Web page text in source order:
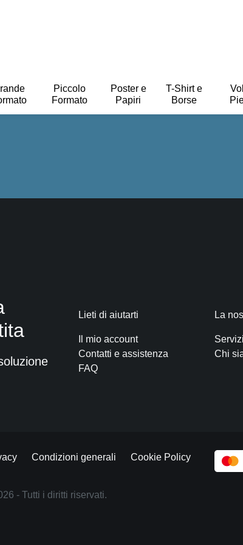
Piccolo
Formato
Poster e
Papiri
T-Shirt e
Borse
Lieti di aiutarti
Il mio account
Contatti e assistenza
FAQ
La
Servizi
Chi
Condizioni generali Cookie Policy
- Tutti i diritti riservati.